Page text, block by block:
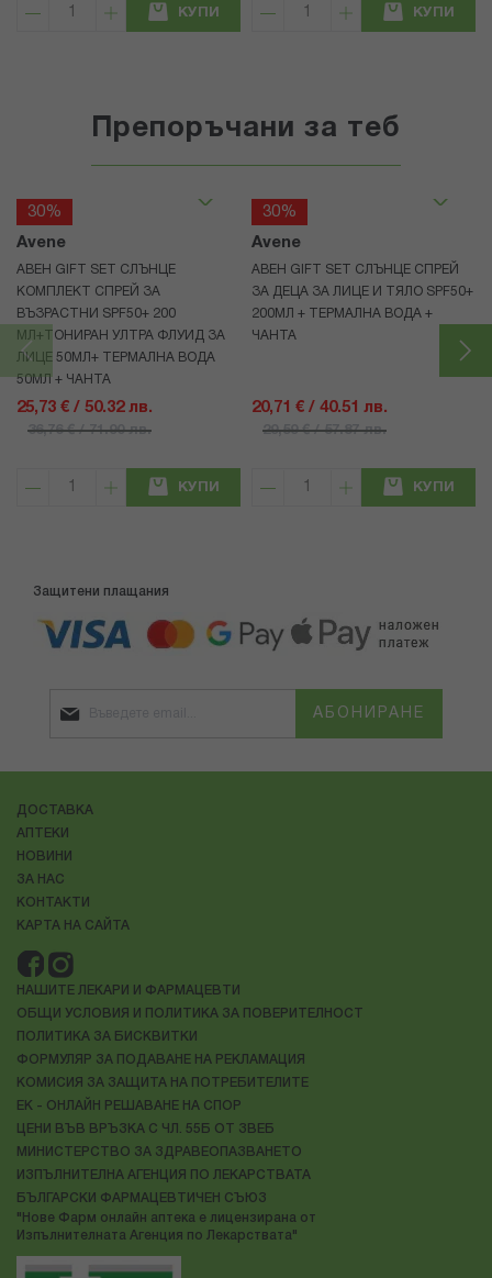
КУПИ КУПИ
Препоръчани за теб
30%
Avene
АВЕН GIFT SET СЛЪНЦЕ
КОМПЛЕКТ СПРЕЙ ЗА
ВЪЗРАСТНИ SPF50+ 200
МЛ+ТОНИРАН УЛТРА ФЛУИД ЗА
ЛИЦЕ 50МЛ+ ТЕРМАЛНА ВОДА
50МЛ + ЧАНТА
25,73 € / 50.32 лв.
36,76 € / 71.90 лв.
КУПИ
30%
Avene
АВЕН GIFT SET СЛЪНЦЕ СПРЕЙ
ЗА ДЕЦА ЗА ЛИЦЕ И ТЯЛО SPF50+
200МЛ + ТЕРМАЛНА ВОДА +
ЧАНТА
20,71 € / 40.51 лв.
29,59 € / 57.87 лв.
КУПИ
Защитени плащания
АБОНИРАНЕ
ДОСТАВКА
АПТЕКИ
НОВИНИ
ЗА НАС
КОНТАКТИ
КАРТА НА САЙТА
НАШИТЕ ЛЕКАРИ И ФАРМАЦЕВТИ
ОБЩИ УСЛОВИЯ И ПОЛИТИКА ЗА ПОВЕРИТЕЛНОСТ
ПОЛИТИКА ЗА БИСКВИТКИ
ФОРМУЛЯР ЗА ПОДАВАНЕ НА РЕКЛАМАЦИЯ
КОМИСИЯ ЗА ЗАЩИТА НА ПОТРЕБИТЕЛИТЕ
ЕК - ОНЛАЙН РЕШАВАНЕ НА СПОР
ЦЕНИ ВЪВ ВРЪЗКА С ЧЛ. 55Б ОТ ЗВЕБ
МИНИСТЕРСТВО ЗА ЗДРАВЕОПАЗВАНЕТО
ИЗПЪЛНИТЕЛНА АГЕНЦИЯ ПО ЛЕКАРСТВАТА
БЪЛГАРСКИ ФАРМАЦЕВТИЧЕН СЪЮЗ
"Нове Фарм онлайн аптека е лицензирана от
Изпълнителната Агенция по Лекарствата"